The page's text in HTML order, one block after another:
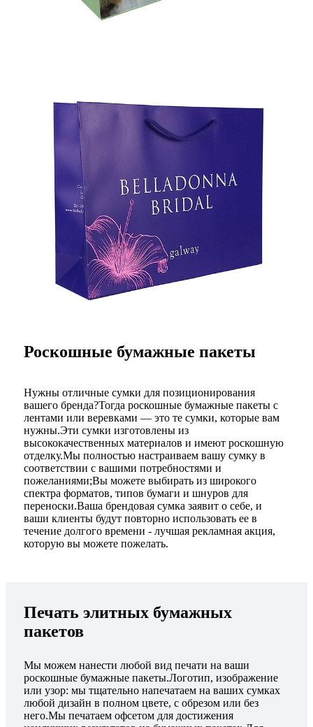
Роскошные бумажные пакеты
Нужны отличные сумки для позиционирования
вашего бренда?Тогда роскошные бумажные пакеты с
лентами или веревками — это те сумки, которые вам
нужны.Эти сумки изготовлены из
высококачественных материалов и имеют роскошную
отделку.Мы полностью настраиваем вашу сумку в
соответствии с вашими потребностями и
пожеланиями;Вы можете выбирать из широкого
спектра форматов, типов бумаги и шнуров для
переноски.Ваша брендовая сумка заявит о себе, и
ваши клиенты будут повторно использовать ее в
течение долгого времени - лучшая рекламная акция,
которую вы можете пожелать.
Печать элитных бумажных
пакетов
Мы можем нанести любой вид печати на ваши
роскошные бумажные пакеты.Логотип, изображение
или узор: мы тщательно напечатаем на ваших сумках
любой дизайн в полном цвете, с обрезом или без
него.Мы печатаем офсетом для достижения